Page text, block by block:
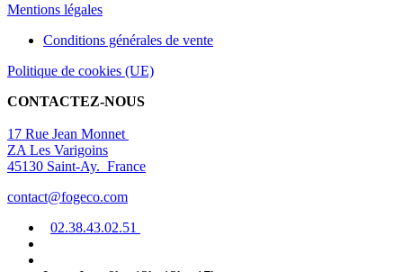
Mentions légales
Conditions générales de vente
Politique de cookies (UE)
CONTACTEZ-NOUS
17 Rue Jean Monnet
ZA Les Varigoins
45130 Saint-Ay. France
contact@fogeco.com
02.38.43.02.51